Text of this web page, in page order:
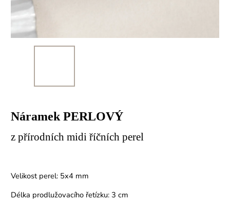
Náramek PERLOVÝ
z přírodních midi říčních perel
Velikost perel: 5x4 mm
Délka prodlužovacího řetízku: 3 cm